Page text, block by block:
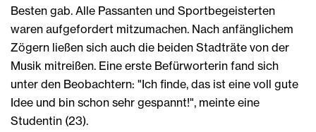
Besten gab. Alle Passanten und Sportbegeisterten
waren aufgefordert mitzumachen. Nach anfänglichem
Zögern ließen sich auch die beiden Stadträte von der
Musik mitreißen. Eine erste Befürworterin fand sich
unter den Beobachtern: "Ich finde, das ist eine voll gute
Idee und bin schon sehr gespannt!", meinte eine
Studentin (23).